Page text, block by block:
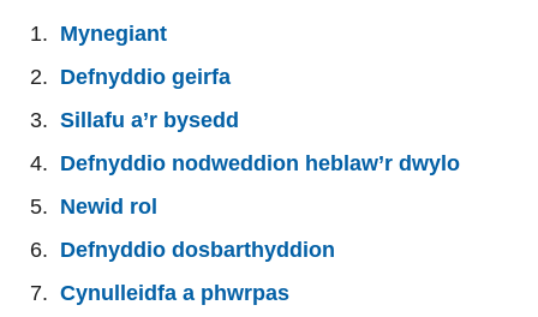
Mynegiant
Defnyddio geirfa
Sillafu a’r bysedd
Defnyddio nodweddion heblaw’r dwylo
Newid rol
Defnyddio dosbarthyddion
Cynulleidfa a phwrpas